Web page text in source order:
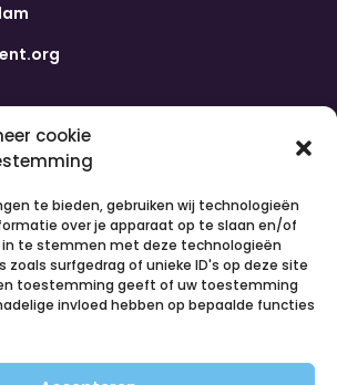
cookie
te bieden, gebruiken wij technologieën
over je apparaat op te slaan en/of
in te stemmen met deze technologieën
zoals surfgedrag of unieke ID's op deze site
toestemming geeft of uw toestemming
invloed hebben op bepaalde functies
activiteit